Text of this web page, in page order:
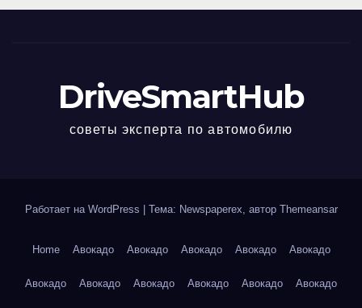
DriveSmartHub
советы эксперта по автомобилю
Работает на WordPress Тема: Newspaperex, автор Themeansar
Home Авокадо Авокадо Авокадо Авокадо Авокадо
Авокадо Авокадо Авокадо Авокадо Авокадо Авокадо